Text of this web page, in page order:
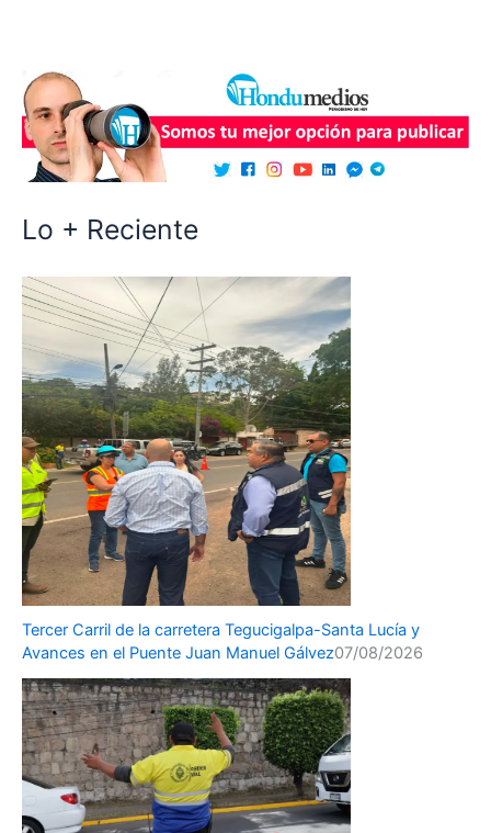
Lo + Reciente
Tercer Carril de la carretera Tegucigalpa-Santa Lucía y
Avances en el Puente Juan Manuel Gálvez07/08/2026